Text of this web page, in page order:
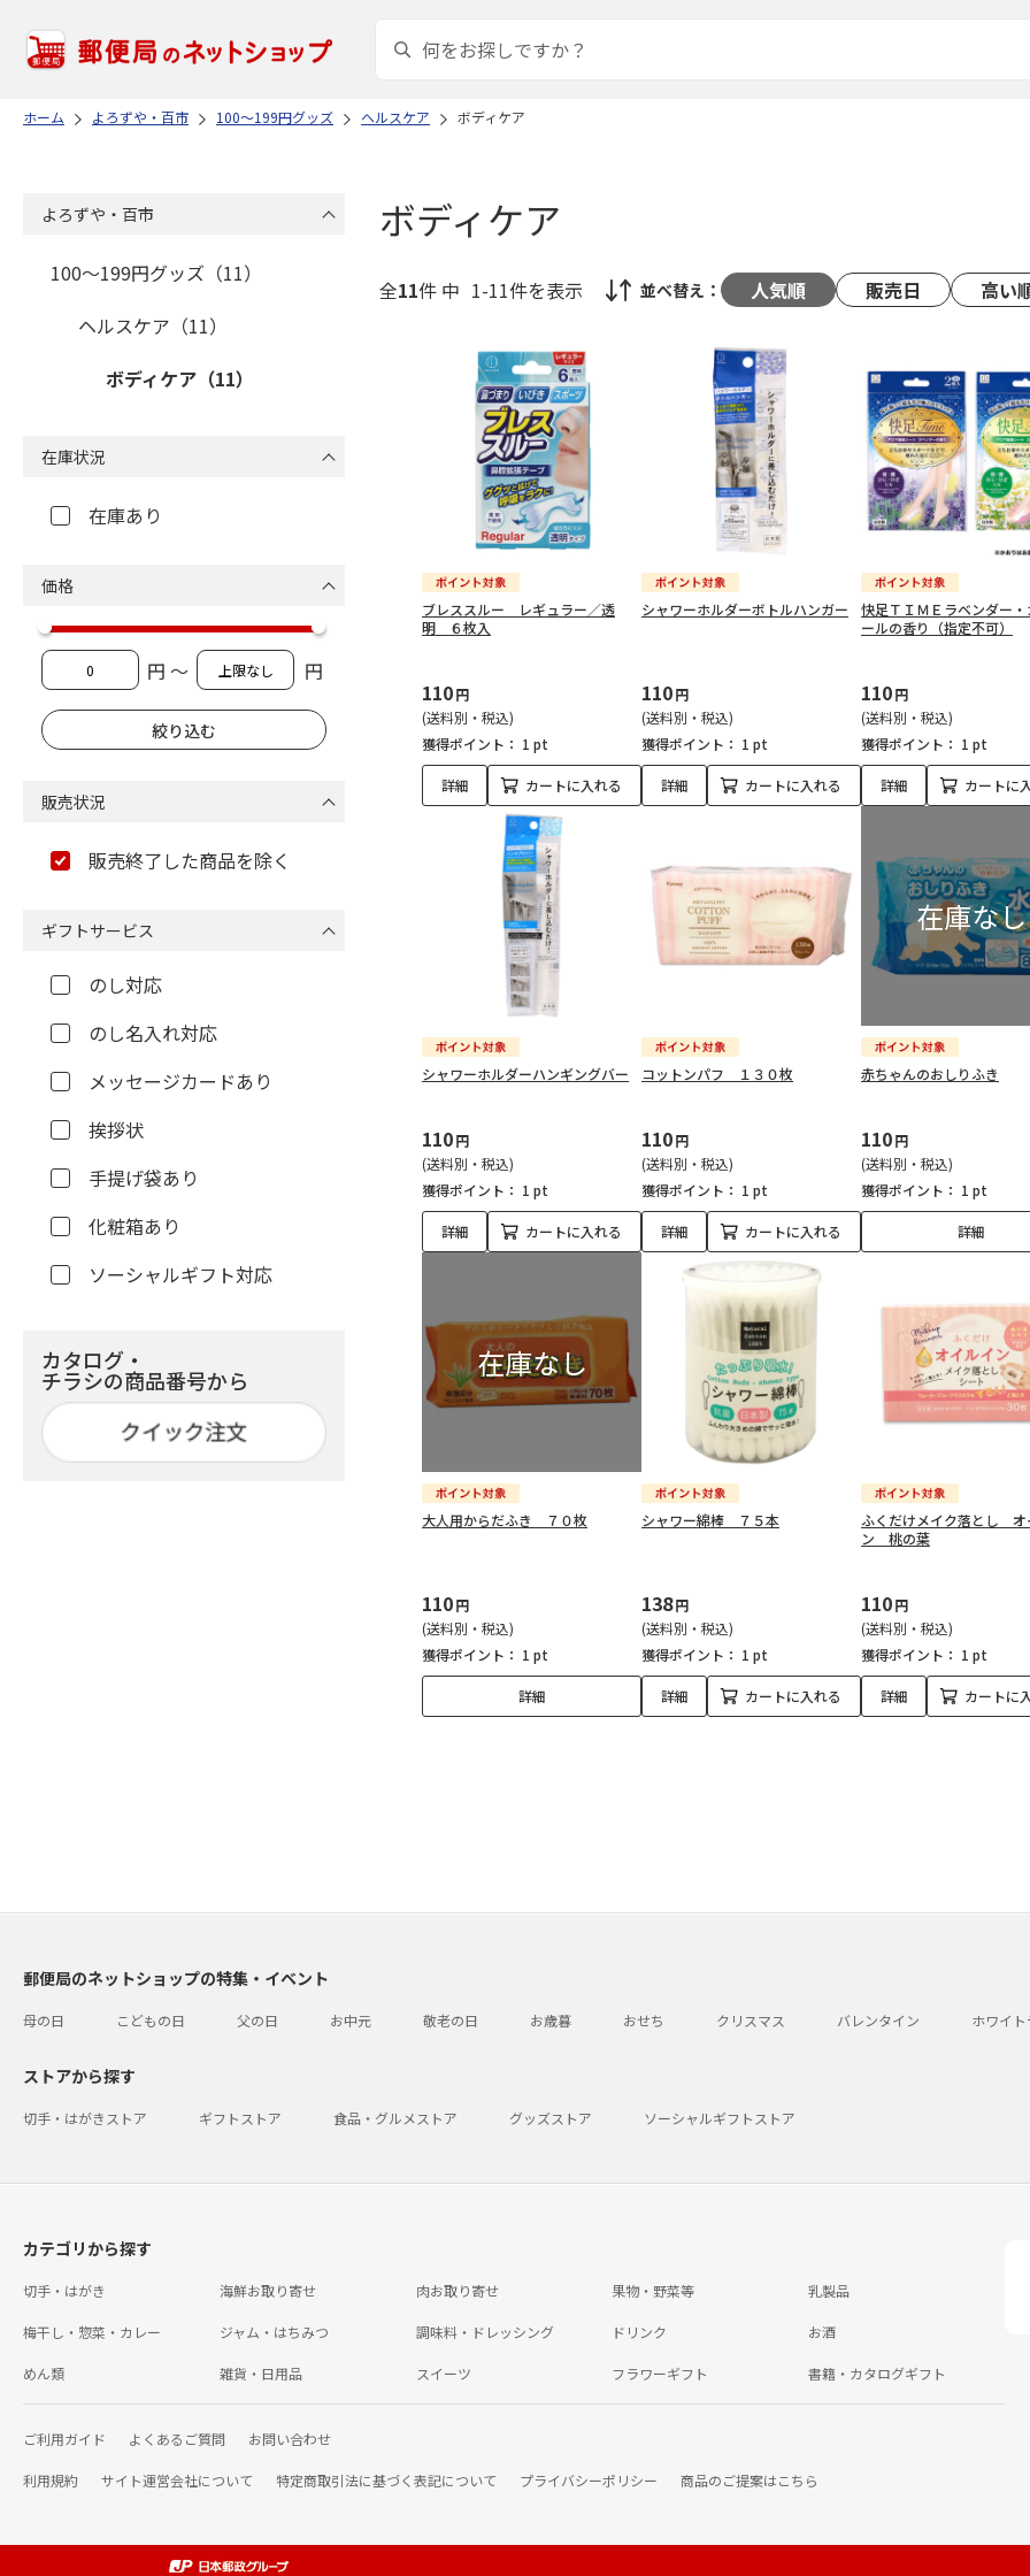
ホーム よろずや・百市 100～199円グッズ ヘルスケア ボディケア
ボディケア
全11件 中 1-11件を表示 並べ替え： 人気順 販売日 高い
ブレススルー レギュラー／透
明 ６枚入
110円
(送料別・税込)
獲得ポイント： 1 pt
詳細 カートに入れる
シャワーホルダーボトルハンガー
110円
(送料別・税込)
獲得ポイント： 1 pt
詳細 カートに入れる
快足ＴＩＭＥラベンダー・
ールの香り（指定不可）
110円
(送料別・税込)
獲得ポイント： 1 pt
詳細 カートに
シャワーホルダーハンギングバー
110円
(送料別・税込)
獲得ポイント： 1 pt
詳細 カートに入れる
コットンパフ １３０枚
110円
(送料別・税込)
獲得ポイント： 1 pt
詳細 カートに入れる
赤ちゃんのおしりふき
110円
(送料別・税込)
獲得ポイント： 1 pt
詳細
大人用からだふき ７０枚
110円
(送料別・税込)
獲得ポイント： 1 pt
詳細
シャワー綿棒 ７５本
138円
(送料別・税込)
獲得ポイント： 1 pt
詳細 カートに入れる
ふくだけメイク落とし オ
ン 桃の葉
110円
(送料別・税込)
獲得ポイント： 1 pt
詳細 カートに
よろずや・百市
100～199円グッズ（11）
ヘルスケア（11）
ボディケア（11）
在庫状況
在庫あり
価格
円 ～ 円
販売状況
販売終了した商品を除く
ギフトサービス
のし対応
のし名入れ対応
メッセージカードあり
挨拶状
手提げ袋あり
化粧箱あり
ソーシャルギフト対応
カタログ・
チラシの商品番号から
郵便局のネットショップの特集・イベント
母の日 こどもの日 父の日 お中元 敬老の日 お歳暮 おせち クリスマス バレンタイン ホワイト
ストアから探す
切手・はがきストア ギフトストア 食品・グルメストア グッズストア ソーシャルギフトストア
カテゴリから探す
切手・はがき 海鮮お取り寄せ 肉お取り寄せ 果物・野菜等 乳製品
梅干し・惣菜・カレー ジャム・はちみつ 調味料・ドレッシング ドリンク お酒
めん類 雑貨・日用品 スイーツ フラワーギフト 書籍・カタログギフト
ご利用ガイド よくあるご質問 お問い合わせ
利用規約 サイト運営会社について 特定商取引法に基づく表記について プライバシーポリシー 商品のご提案はこちら